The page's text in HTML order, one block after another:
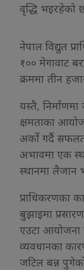
वृद्धि भइरहेको
नेपाल विद्युत
१०० मेगावाट
क्रममा तीन
यस्तै,
क्षमताका
अर्को गर्दै
अभावमा एक
स्थानमा लैजान
प्राधिकरणका
बुझाइमा
एउटा
व्यवधानका
जटिल बन्न